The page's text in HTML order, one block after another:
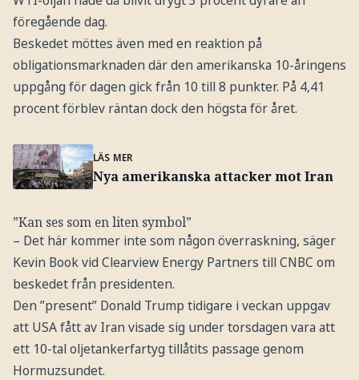
föregående dag.
Beskedet möttes även med en reaktion på
obligationsmarknaden där den amerikanska 10-åringens
uppgång för dagen gick från 10 till 8 punkter. På 4,41
procent förblev räntan dock den högsta för året.
LÄS MER
Nya amerikanska attacker mot Iran
”Kan ses som en liten symbol”
– Det här kommer inte som någon överraskning, säger
Kevin Book vid Clearview Energy Partners till CNBC om
beskedet från presidenten.
Den ”present” Donald Trump tidigare i veckan uppgav
att USA fått av Iran visade sig under torsdagen vara att
ett 10-tal oljetankerfartyg tillåtits passage genom
Hormuzsundet.